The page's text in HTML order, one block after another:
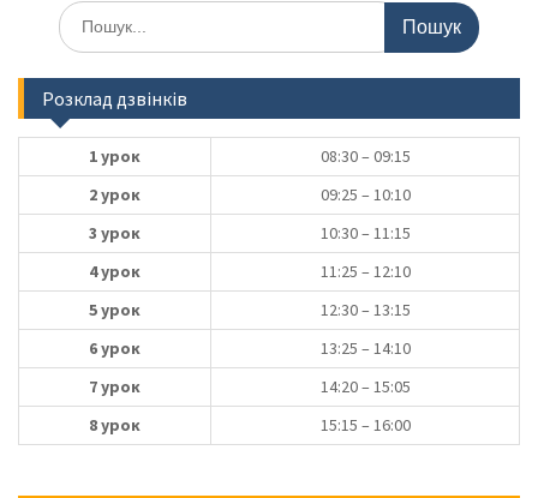
Шукати:
Розклад дзвінків
1 урок
08:30 – 09:15
2 урок
09:25 – 10:10
3 урок
10:30 – 11:15
4 урок
11:25 – 12:10
5 урок
12:30 – 13:15
6 урок
13:25 – 14:10
7 урок
14:20 – 15:05
8 урок
15:15 – 16:00